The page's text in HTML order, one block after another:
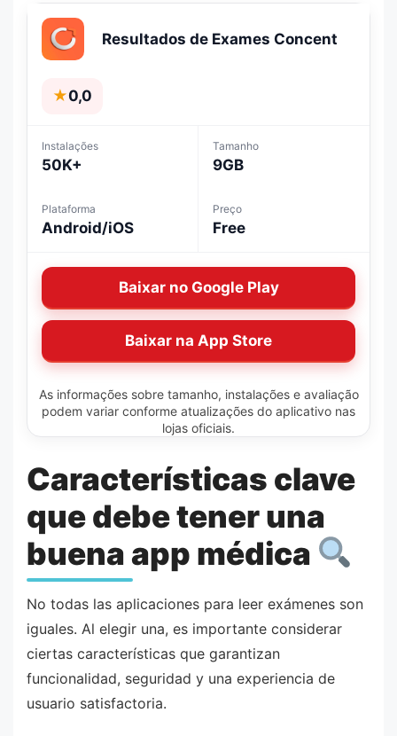
Resultados de Exames Concent
★0,0
Instalações
50K+
Tamanho
9GB
Plataforma
Android/iOS
Preço
Free
Baixar no Google Play
Baixar na App Store
As informações sobre tamanho, instalações e avaliação
podem variar conforme atualizações do aplicativo nas
lojas oficiais.
Características clave
que debe tener una
buena app médica
No todas las aplicaciones para leer exámenes son
iguales. Al elegir una, es importante considerar
ciertas características que garantizan
funcionalidad, seguridad y una experiencia de
usuario satisfactoria.